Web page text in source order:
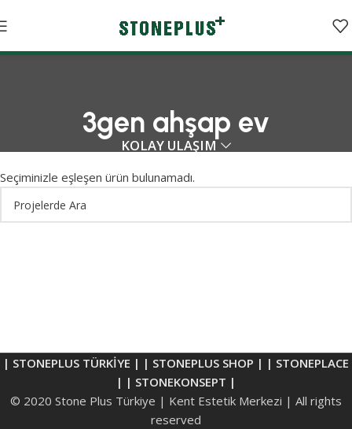
3gen ahşap ev
KOLAY ULAŞIM
Seçiminizle eşleşen ürün bulunamadı.
| STONEPLUS TÜRKİYE | | STONEPLUS SHOP | | STONEPLACE
| | STONEKONSEPT |
© 2020 Stone Plus Türkiye | Kent Estetik Merkezi | All rights
reserved